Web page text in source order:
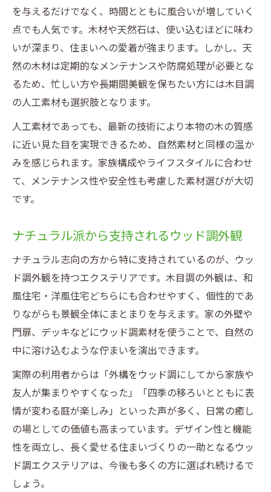
を与えるだけでなく、時間とともに風合いが増していく
点でも人気です。木材や天然石は、使い込むほどに味わ
いが深まり、住まいへの愛着が強まります。しかし、天
然の木材は定期的なメンテナンスや防腐処理が必要とな
るため、忙しい方や長期間美観を保ちたい方には木目調
の人工素材も選択肢となります。
人工素材であっても、最新の技術により本物の木の質感
に近い見た目を実現できるため、自然素材と同様の温か
みを感じられます。家族構成やライフスタイルに合わせ
て、メンテナンス性や安全性も考慮した素材選びが大切
です。
ナチュラル派から支持されるウッド調外観
ナチュラル志向の方から特に支持されているのが、ウッ
ド調外観を持つエクステリアです。木目調の外観は、和
風住宅・洋風住宅どちらにも合わせやすく、個性的であ
りながらも景観全体にまとまりを与えます。家の外壁や
門扉、デッキなどにウッド調素材を使うことで、自然の
中に溶け込むような佇まいを演出できます。
実際の利用者からは「外構をウッド調にしてから家族や
友人が集まりやすくなった」「四季の移ろいとともに表
情が変わる庭が楽しみ」といった声が多く、日常の癒し
の場としての価値も高まっています。デザイン性と機能
性を両立し、長く愛せる住まいづくりの一助となるウッ
ド調エクステリアは、今後も多くの方に選ばれ続けるで
しょう。